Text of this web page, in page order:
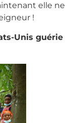
elle ne
!
Unis guérie